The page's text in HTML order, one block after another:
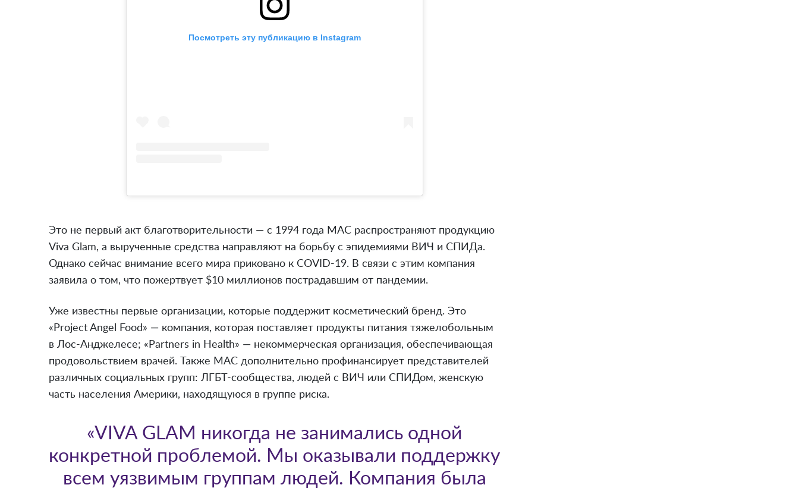
Посмотреть эту публикацию в Instagram
Это не первый акт благотворительности — с 1994 года MAC распространяют продукцию
Viva Glam, а вырученные средства направляют на борьбу с эпидемиями ВИЧ и СПИДа.
Однако сейчас внимание всего мира приковано к COVID-19. В связи с этим компания
заявила о том, что пожертвует $10 миллионов пострадавшим от пандемии.
Уже известны первые организации, которые поддержит косметический бренд. Это
«Project Angel Food» — компания, которая поставляет продукты питания тяжелобольным
в Лос-Анджелесе; «Partners in Health» — некоммерческая организация, обеспечивающая
продовольствием врачей. Также MAC дополнительно профинансирует представителей
различных социальных групп: ЛГБТ-сообщества, людей с ВИЧ или СПИДом, женскую
часть населения Америки, находящуюся в группе риска.
«VIVA GLAM никогда не занимались одной
конкретной проблемой. Мы оказывали поддержку
всем уязвимым группам людей. Компания была